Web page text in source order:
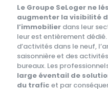
Le Groupe SeLoger ne
augmenter la visibilité
l’immobilier dans leur
leur est entièrement dédié.
d’activités dans le neuf,
saisonnière et des
bureaux. Les
large éventail de
du trafic et par